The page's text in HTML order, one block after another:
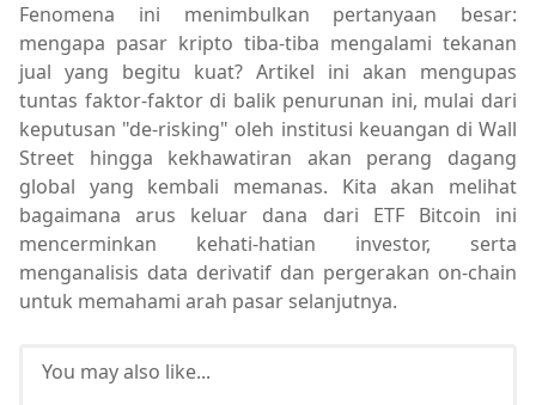
Fenomena ini menimbulkan pertanyaan besar:
mengapa pasar kripto tiba-tiba mengalami tekanan
jual yang begitu kuat? Artikel ini akan mengupas
tuntas faktor-faktor di balik penurunan ini, mulai dari
keputusan "de-risking" oleh institusi keuangan di Wall
Street hingga kekhawatiran akan perang dagang
global yang kembali memanas. Kita akan melihat
bagaimana arus keluar dana dari ETF Bitcoin ini
mencerminkan kehati-hatian investor, serta
menganalisis data derivatif dan pergerakan on-chain
untuk memahami arah pasar selanjutnya.
You may also like...